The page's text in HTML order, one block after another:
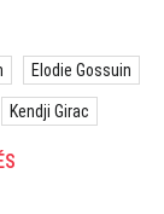
Elodie Gossuin
Kendji Girac